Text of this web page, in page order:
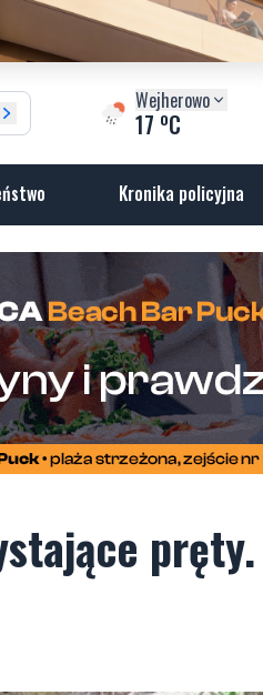
Wejherowo
17 oC
Kronika policyjna